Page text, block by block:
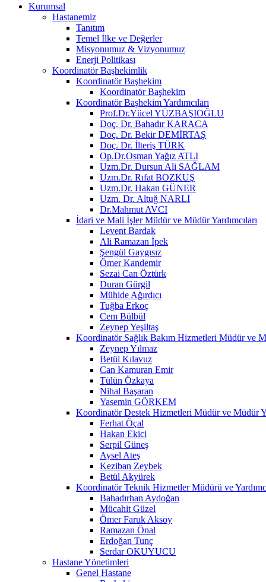
Kurumsal
Hastanemiz
Tanıtım
Temel İlke ve Değerler
Misyonumuz & Vizyonumuz
Enerji Politikası
Koordinatör Başhekimlik
Koordinatör Başhekim
Koordinatör Başhekim
Koordinatör Başhekim Yardımcıları
Prof.Dr.Yücel YÜZBAŞIOĞLU
Doç. Dr. Bahadır KARACA
Doç. Dr. Bekir DEMİRTAŞ
Doç. Dr. İlteriş TÜRK
Op.Dr.Osman Yağız ATLI
Uzm.Dr. Dursun Ali SAĞLAM
Uzm.Dr. Rıfat BOZKUŞ
Uzm.Dr. Hakan GÜNER
Uzm. Dr. Altuğ NARLI
Dr.Mahmut AVCI
İdari ve Mali İşler Müdür ve Müdür Yardımcıları
Levent Bardak
Ali Ramazan İpek
Şengül Gaygısız
Ömer Kandemir
Sezai Can Öztürk
Duran Gürgil
Mühide Ağırdıcı
Tuğba Erkoç
Cem Bülbül
Zeynep Yeşiltaş
Koordinatör Sağlık Bakım Hizmetleri Müdür ve
Zeynep Yılmaz
Betül Kılavuz
Can Kamuran Emir
Tülün Özkaya
Nihal Başaran
Yasemin GÖRKEM
Koordinatör Destek Hizmetleri Müdür ve Müdür
Ferhat Öçal
Hakan Ekici
Serpil Güneş
Aysel Ateş
Keziban Zeybek
Betül Akyürek
Koordinatör Teknik Hizmetler Müdürü ve
Bahadırhan Aydoğan
Mücahit Güzel
Ömer Faruk Aksoy
Ramazan Önal
Erdoğan Tunç
Serdar OKUYUCU
Hastane Yönetimleri
Genel Hastane